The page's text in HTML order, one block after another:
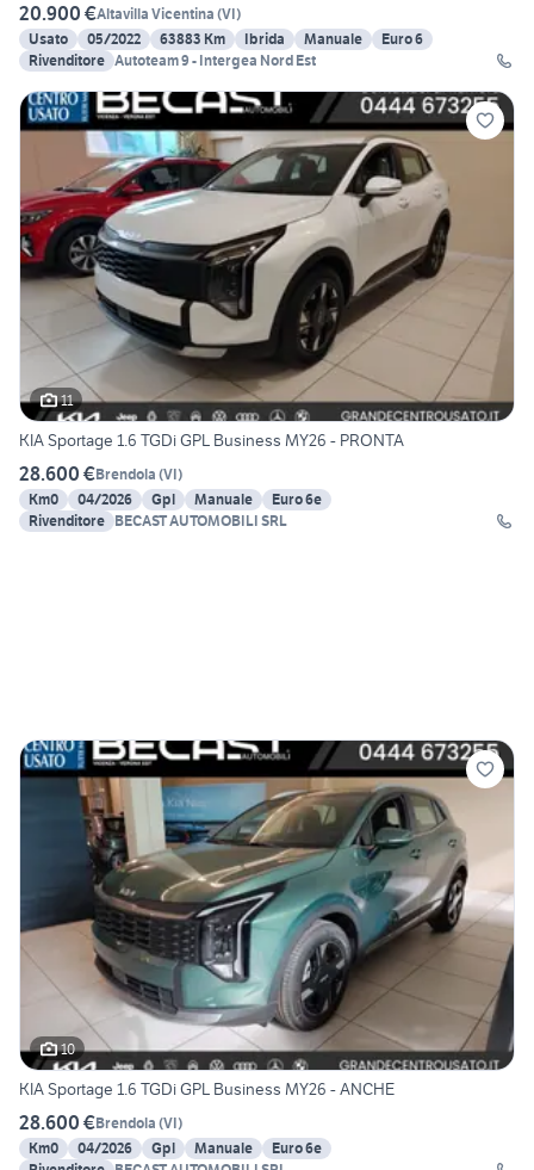
20.900 €Altavilla Vicentina (VI)
Usato
05/2022 63883 Km Ibrida Manuale
Euro 6
Rivenditore Autoteam 9 - Intergea Nord Est
11
KIA Sportage 1.6 TGDi GPL Business MY26 - PRONTA
28.600 €Brendola (VI)
Km0
04/2026 Gpl Manuale
Euro 6e
Rivenditore BECAST AUTOMOBILI SRL
10
KIA Sportage 1.6 TGDi GPL Business MY26 - ANCHE
28.600 €Brendola (VI)
Km0
04/2026 Gpl Manuale
Euro 6e